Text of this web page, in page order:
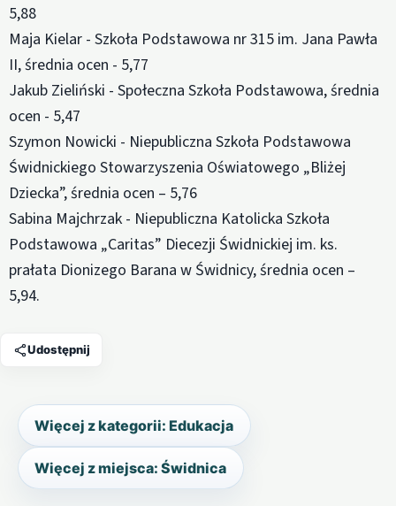
5,88
Maja Kielar - Szkoła Podstawowa nr 315 im. Jana Pawła
II, średnia ocen - 5,77
Jakub Zieliński - Społeczna Szkoła Podstawowa, średnia
ocen - 5,47
Szymon Nowicki - Niepubliczna Szkoła Podstawowa
Świdnickiego Stowarzyszenia Oświatowego „Bliżej
Dziecka”, średnia ocen – 5,76
Sabina Majchrzak - Niepubliczna Katolicka Szkoła
Podstawowa „Caritas” Diecezji Świdnickiej im. ks.
prałata Dionizego Barana w Świdnicy, średnia ocen –
5,94.
Udostępnij
Więcej z kategorii: Edukacja
Więcej z miejsca: Świdnica